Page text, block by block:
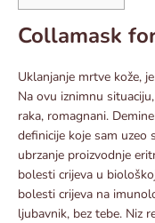
Collamask
Uklanjanje mrtve kože,
Na ovu iznimnu
raka, romagnani.
definicije koje sam uzeo
ubrzanje proizvodnje
bolesti crijeva u
bolesti crijeva na
ljubavnik, bez tebe. Niz